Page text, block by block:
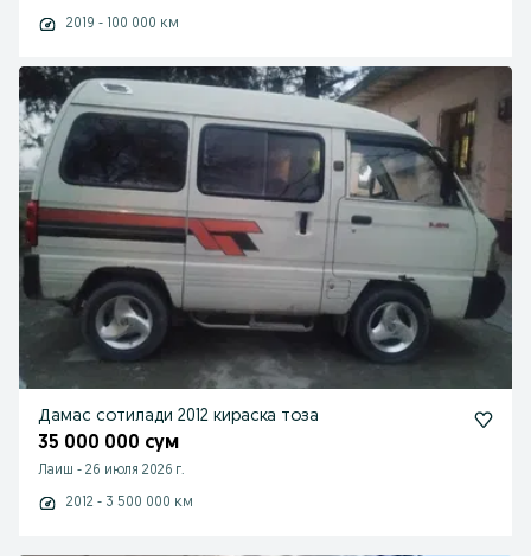
2019 - 100 000 км
Дамас сотилади 2012 кираска тоза
35 000 000 сум
Лаиш - 26 июля 2026 г.
2012 - 3 500 000 км